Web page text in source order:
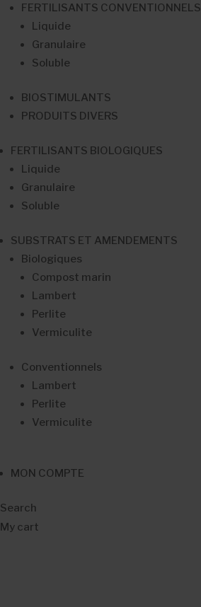
FERTILISANTS CONVENTIONNELS
Liquide
Granulaire
Soluble
BIOSTIMULANTS
PRODUITS DIVERS
FERTILISANTS BIOLOGIQUES
Liquide
Granulaire
Soluble
SUBSTRATS ET AMENDEMENTS
Biologiques
Compost marin
Lambert
Perlite
Vermiculite
Conventionnels
Lambert
Perlite
Vermiculite
MON COMPTE
Search
My cart